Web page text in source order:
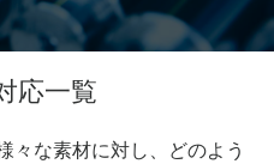
応一覧
々な素材に対し、どのよう